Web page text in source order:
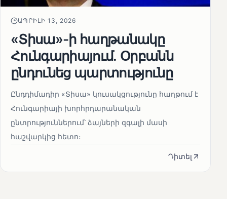
ԱՊՐԻԼԻ 13, 2026
«Տիսա»-ի հաղթանակը
Հունգարիայում․ Օրբանն
ընդունեց պարտությունը
Ընդդիմադիր «Տիսա» կուսակցությունը հաղթում է
Հունգարիայի խորհրդարանական
ընտրություններում՝ ձայների զգալի մասի
հաշվարկից հետո։
Դիտել